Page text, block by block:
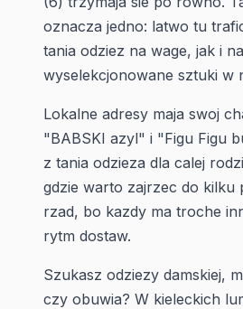
oznacza jedno: latwo tu
tania odziez na wage, jak i na
wyselekcjonowane sztuki w
Lokalne adresy maja swoj
"BABSKI azyl" i "Figu Figu
z tania odzieza dla calej
gdzie warto zajrzec do kilku
rzad, bo kazdy ma troche
rytm dostaw.
Szukasz odziezy damskiej,
czy obuwia? W kieleckich